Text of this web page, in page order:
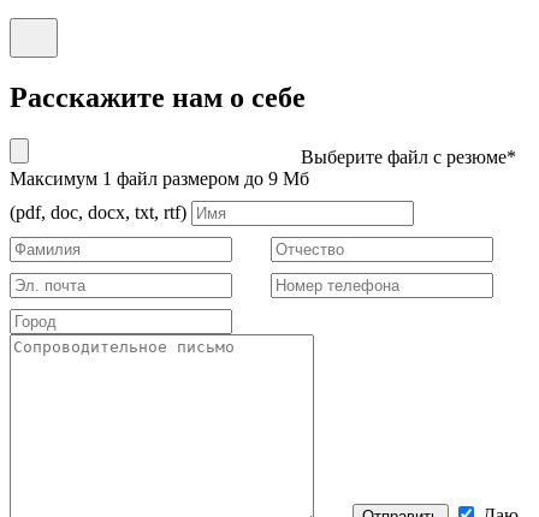
Расскажите нам о себе
Выберите файл с резюме*
Максимум 1 файл размером до 9 Мб
(pdf, doc, docx, txt, rtf)